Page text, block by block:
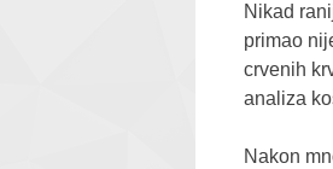
Nikad
primao
crvenih
analiza
Nakon